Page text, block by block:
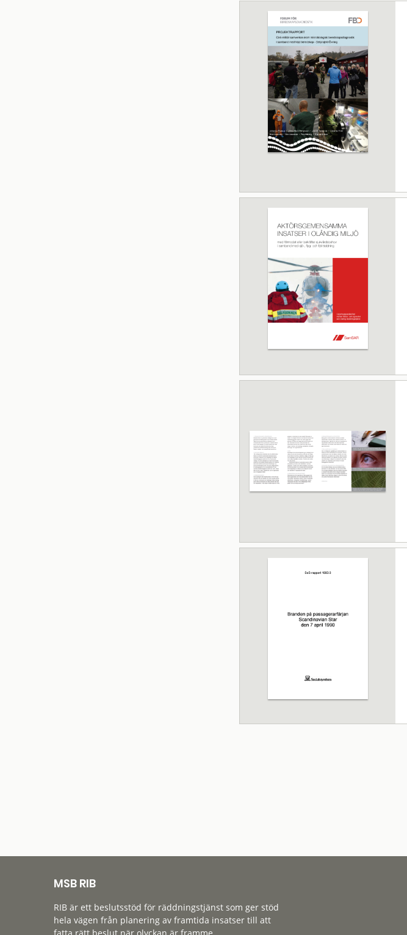
MSB RIB
RIB är ett beslutsstöd för räddningstjänst som ger stöd
hela vägen från planering av framtida insatser till att